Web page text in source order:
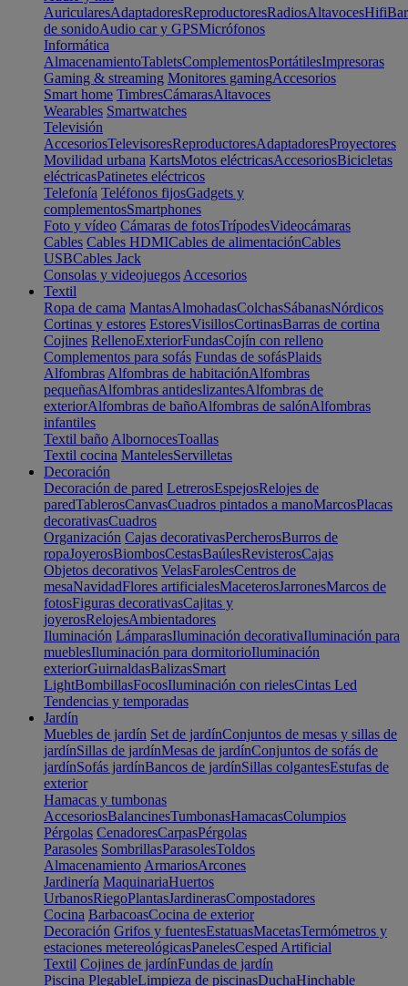
AuricularesAdaptadoresReproductoresRadiosAltavocesHifi
de sonidoAudio car y GPSMicrófonos
Informática
AlmacenamientoTabletsComplementosPortátilesImpresoras
Gaming & streaming Monitores gamingAccesorios
Smart home TimbresCámarasAltavoces
Wearables Smartwatches
Televisión
AccesoriosTelevisoresReproductoresAdaptadoresProyectores
Movilidad urbana KartsMotos eléctricasAccesoriosBicicletas
eléctricasPatinetes eléctricos
Telefonía Teléfonos fijosGadgets y
complementosSmartphones
Foto y vídeo Cámaras de fotosTrípodesVideocámaras
Cables Cables HDMICables de alimentaciónCables
USBCables Jack
Consolas y videojuegos Accesorios
Textil
Ropa de cama MantasAlmohadasColchasSábanasNórdicos
Cortinas y estores EstoresVisillosCortinasBarras de cortina
Cojines RellenoExteriorFundasCojín con relleno
Complementos para sofás Fundas de sofásPlaids
Alfombras Alfombras de habitaciónAlfombras
pequeñasAlfombras antideslizantesAlfombras de
exteriorAlfombras de bañoAlfombras de salónAlfombras
infantiles
Textil baño AlbornocesToallas
Textil cocina MantelesServilletas
Decoración
Decoración de pared LetrerosEspejosRelojes de
paredTablerosCanvasCuadros pintados a manoMarcosPlacas
decorativasCuadros
Organización Cajas decorativasPercherosBurros de
ropaJoyerosBiombosCestasBaúlesRevisterosCajas
Objetos decorativos VelasFarolesCentros de
mesaNavidadFlores artificialesMaceterosJarronesMarcos de
fotosFiguras decorativasCajitas y
joyerosRelojesAmbientadores
Iluminación LámparasIluminación decorativaIluminación para
mueblesIluminación para dormitorioIluminación
exteriorGuirnaldasBalizasSmart
LightBombillasFocosIluminación con rielesCintas Led
Tendencias y temporadas
Jardín
Muebles de jardín Set de jardínConjuntos de mesas y sillas de
jardínSillas de jardínMesas de jardínConjuntos de sofás de
jardínSofás jardínBancos de jardínSillas colgantesEstufas de
exterior
Hamacas y tumbonas
AccesoriosBalancinesTumbonasHamacasColumpios
Pérgolas CenadoresCarpasPérgolas
Parasoles SombrillasParasolesToldos
Almacenamiento ArmariosArcones
Jardinería MaquinariaHuertos
UrbanosRiegoPlantasJardinerasCompostadores
Cocina BarbacoasCocina de exterior
Decoración Grifos y fuentesEstatuasMacetasTermómetros y
estaciones metereológicasPanelesCesped Artificial
Textil Cojines de jardínFundas de jardín
Piscina PlegableLimpieza de piscinasDuchaHinchable